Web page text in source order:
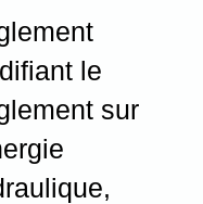
le
sur